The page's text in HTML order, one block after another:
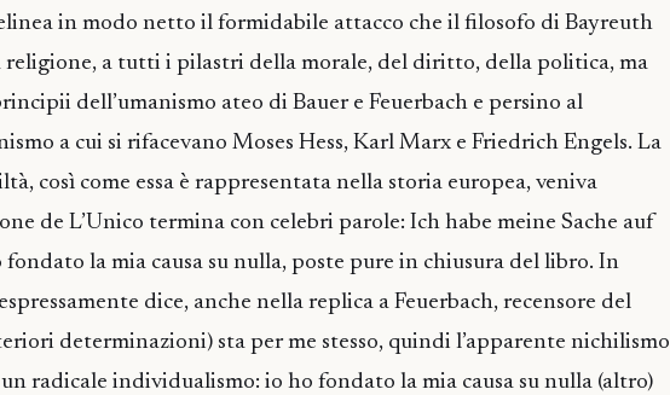
in modo netto il formidabile attacco che il filosofo di Bayreuth
a tutti i pilastri della morale, del diritto, della politica, ma
dell’umanismo ateo di Bauer e Feuerbach e persino al
a cui si rifacevano Moses Hess, Karl Marx e Friedrich Engels. La
così come essa è rappresentata nella storia europea, veniva
de L’Unico termina con celebri parole: Ich habe meine Sache auf
la mia causa su nulla, poste pure in chiusura del libro. In
dice, anche nella replica a Feuerbach, recensore del
determinazioni) sta per me stesso, quindi l’apparente nichilismo
radicale individualismo: io ho fondato la mia causa su nulla (altro)